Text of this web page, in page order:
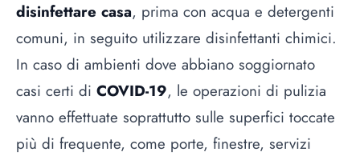
disinfettare casa, prima con acqua e detergenti
comuni, in seguito utilizzare disinfettanti chimici.
In caso di ambienti dove abbiano soggiornato
casi certi di COVID-19, le operazioni di pulizia
vanno effettuate soprattutto sulle superfici toccate
più di frequente, come porte, finestre, servizi